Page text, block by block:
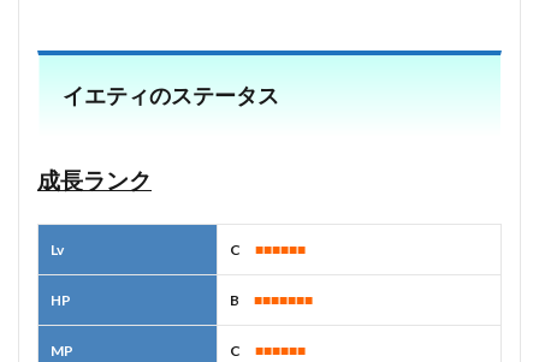
イエティのステータス
成長ランク
Lv C ■■■■■■
HP B ■■■■■■■
MP C ■■■■■■